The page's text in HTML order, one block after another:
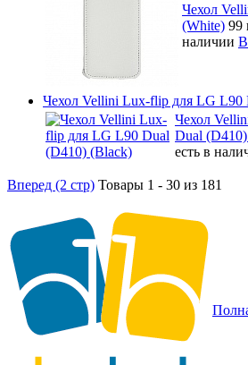
Чехол
(White) 99
наличии В
Чехол Vellini Lux-flip для LG L90
Чехол
Dual
есть в
Вперед (2 стр) Товары 1 - 30 из 181